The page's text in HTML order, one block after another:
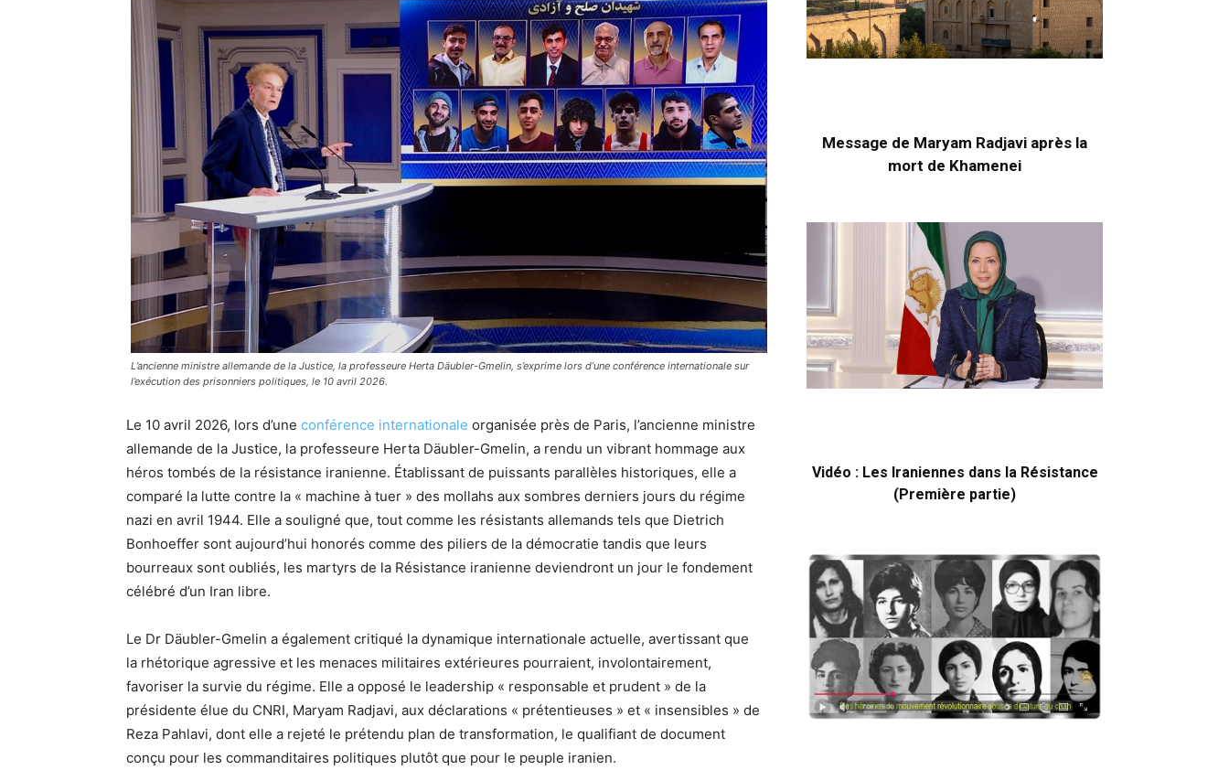
L’ancienne ministre allemande de la Justice, la professeure Herta Däubler-Gmelin, s’exprime lors d’une conférence internationale sur
l’exécution des prisonniers politiques, le 10 avril 2026.
Le 10 avril 2026, lors d’une conférence internationale organisée près de Paris, l’ancienne ministre
allemande de la Justice, la professeure Herta Däubler-Gmelin, a rendu un vibrant hommage aux
héros tombés de la résistance iranienne. Établissant de puissants parallèles historiques, elle a
comparé la lutte contre la « machine à tuer » des mollahs aux sombres derniers jours du régime
nazi en avril 1944. Elle a souligné que, tout comme les résistants allemands tels que Dietrich
Bonhoeffer sont aujourd’hui honorés comme des piliers de la démocratie tandis que leurs
bourreaux sont oubliés, les martyrs de la Résistance iranienne deviendront un jour le fondement
célébré d’un Iran libre.
Le Dr Däubler-Gmelin a également critiqué la dynamique internationale actuelle, avertissant que
la rhétorique agressive et les menaces militaires extérieures pourraient, involontairement,
favoriser la survie du régime. Elle a opposé le leadership « responsable et prudent » de la
présidente élue du CNRI, Maryam Radjavi, aux déclarations « prétentieuses » et « insensibles » de
Reza Pahlavi, dont elle a rejeté le prétendu plan de transformation, le qualifiant de document
conçu pour les commanditaires politiques plutôt que pour le peuple iranien.
Message de Maryam Radjavi après la
mort de Khamenei
Vidéo : Les Iraniennes dans la Résistance
(Première partie)